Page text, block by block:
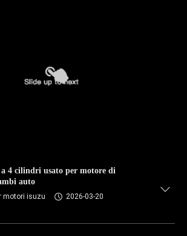
4 cilindri usato per motore di
auto
motori isuzu
2026-03-20